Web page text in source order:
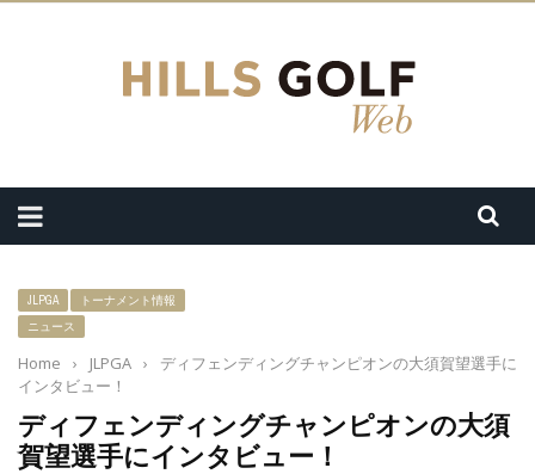
JLPGA
トーナメント情報
ニュース
Home › JLPGA ›
ディフェンディングチャンピオンの大須賀望選手に
インタビュー！
ディフェンディングチャンピオンの大須
賀望選手にインタビュー！